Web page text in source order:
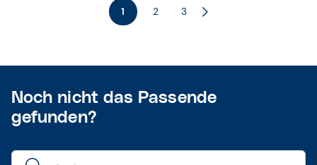
1 2 3
Noch nicht das Passende
gefunden?